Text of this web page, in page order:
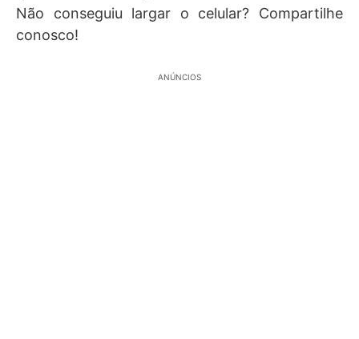
Não conseguiu largar o celular? Compartilhe
conosco!
ANÚNCIOS